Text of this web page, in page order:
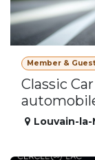
Member &
Classic
Louvain-la-